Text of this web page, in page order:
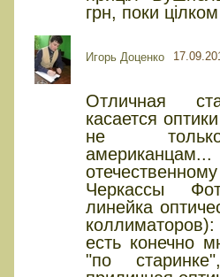
грн, поки
Игорь Доценко
Отличная
касается
не
Черкассы
линейка
есть конечно
"по